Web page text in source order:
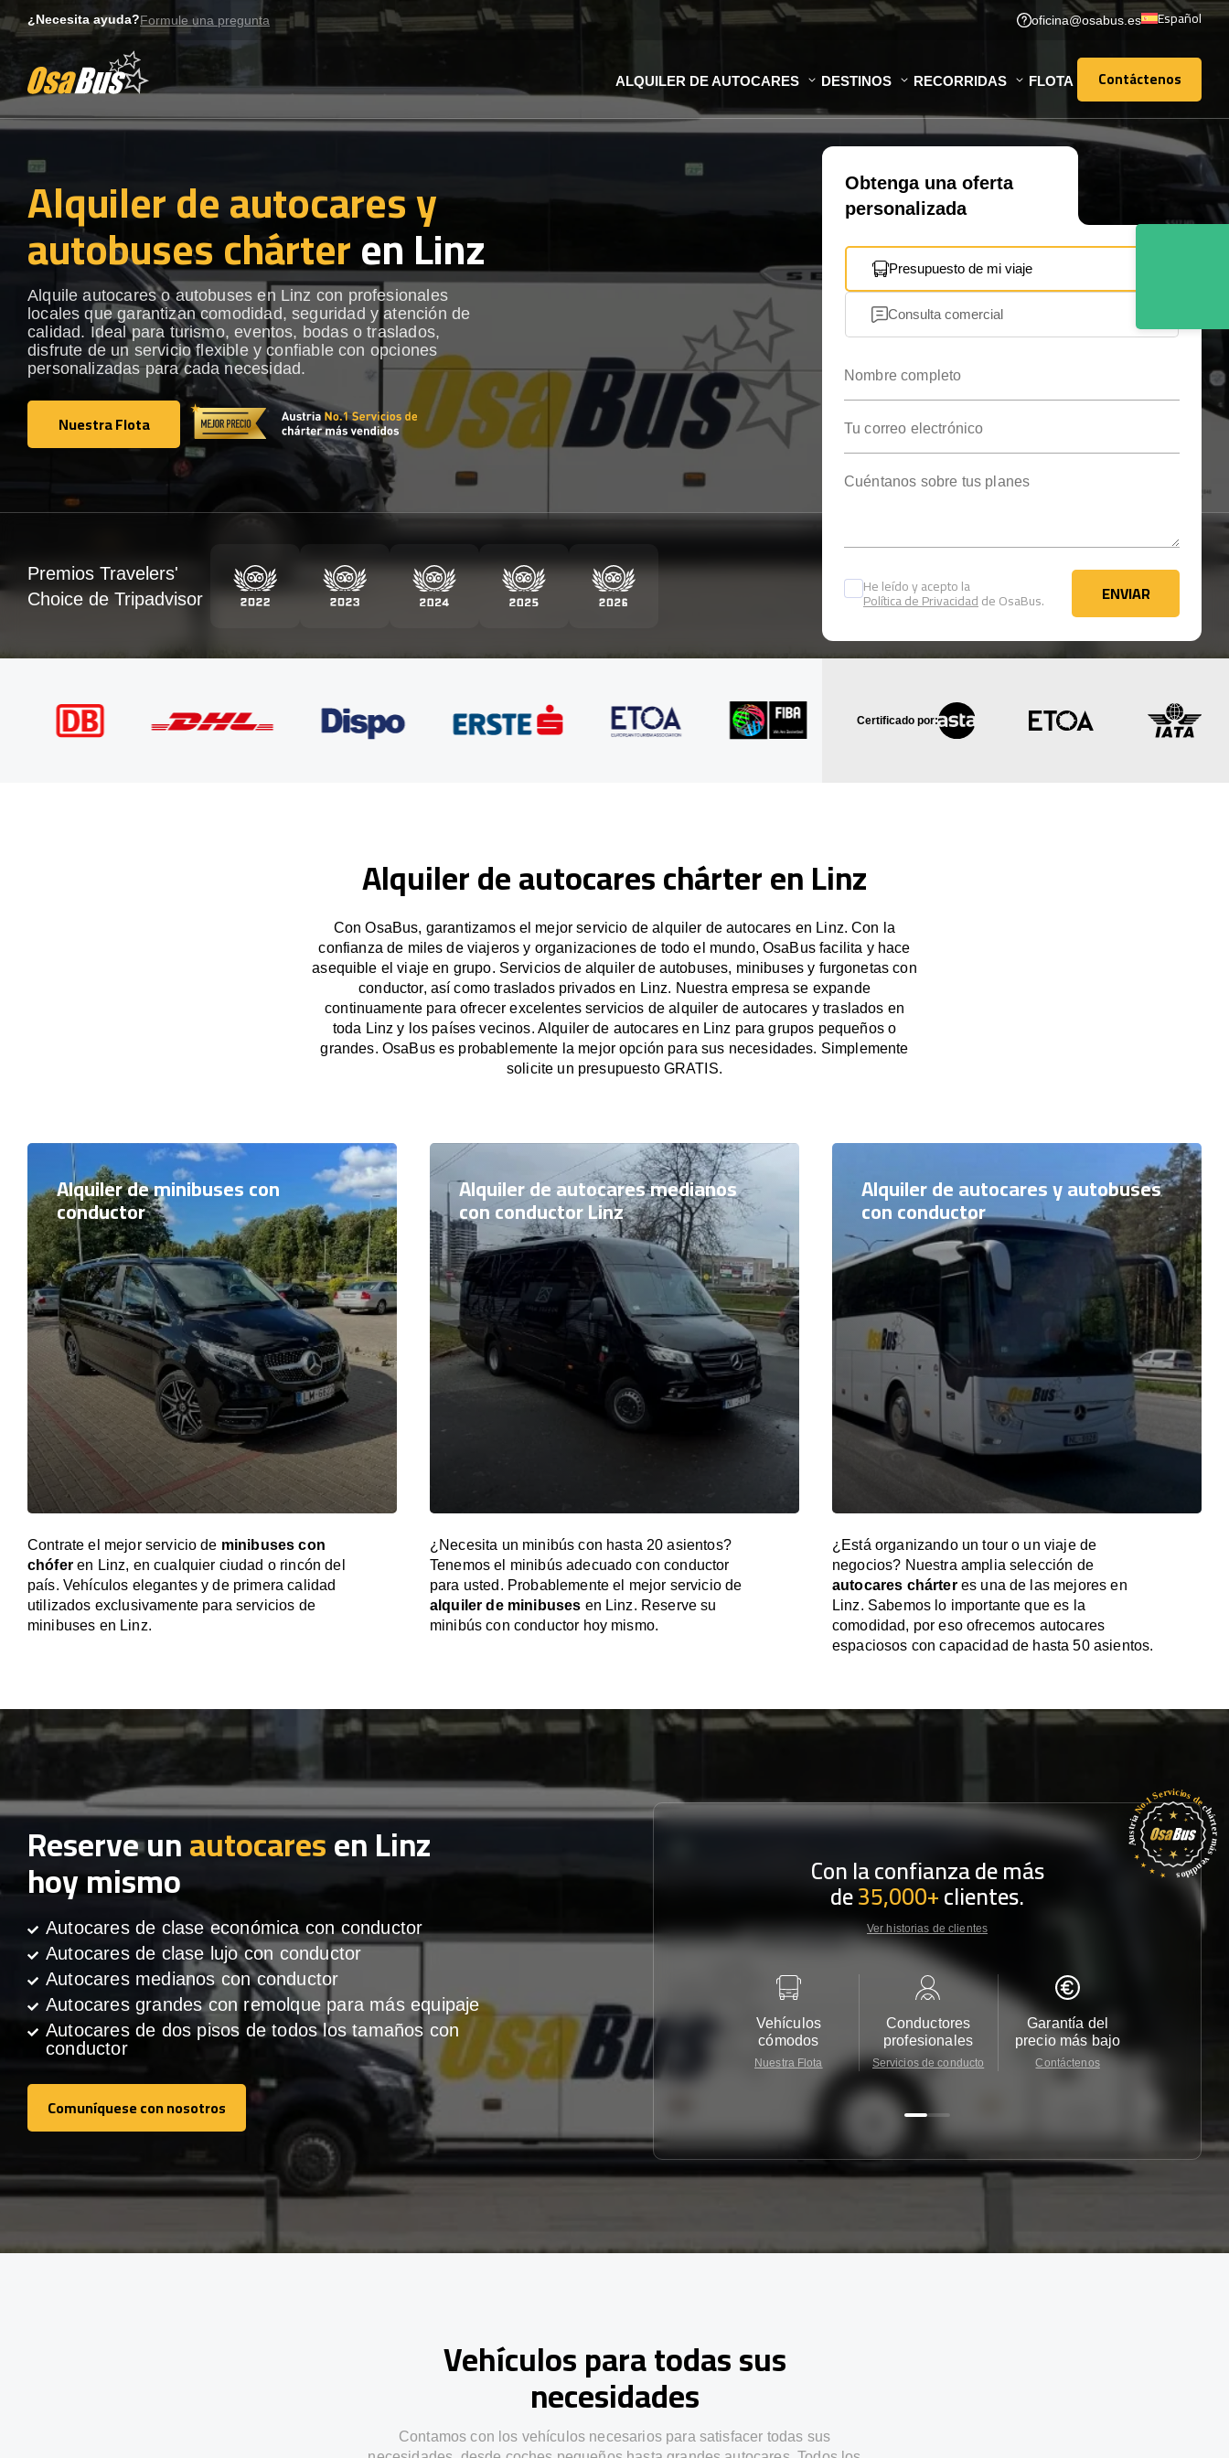
to
¿Necesita ayuda?Formule una pregunta oficina@osabus.es Español
ALQUILER DE AUTOCARES DESTINOS RECORRIDAS FLOTA Contáctenos
Contáctenos
Alquiler de autocares y
autobuses chárteren Linz
Alquile autocares o autobuses en Linz con profesionales
locales que garantizan comodidad, seguridad y atención de
calidad. Ideal para turismo, eventos, bodas o traslados,
disfrute de un servicio flexible y confiable con opciones
personalizadas para cada necesidad.
Nuestra Flota
Nuestra Flota
Obtenga una oferta
personalizada
Presupuesto de mi viaje
Consulta comercial
He leído y acepto la
Política de Privacidadde OsaBus. ENVIAR
ENVIAR
Premios Travelers'
Choice de Tripadvisor
Certificado por:
Alquiler de autocares chárter en Linz
Con OsaBus, garantizamos el mejor servicio de alquiler de autocares en Linz. Con la
confianza de miles de viajeros y organizaciones de todo el mundo, OsaBus facilita y hace
asequible el viaje en grupo. Servicios de alquiler de autobuses, minibuses y furgonetas con
conductor, así como traslados privados en Linz. Nuestra empresa se expande
continuamente para ofrecer excelentes servicios de alquiler de autocares y traslados en
toda Linz y los países vecinos. Alquiler de autocares en Linz para grupos pequeños o
grandes. OsaBus es probablemente la mejor opción para sus necesidades. Simplemente
solicite un presupuesto GRATIS.
Alquiler de minibuses con
conductor
Contrate el mejor servicio de minibuses con
chóferen Linz, en cualquier ciudad o rincón del
país. Vehículos elegantes y de primera calidad
utilizados exclusivamente para servicios de
minibuses en Linz.
Alquiler de autocares medianos
con conductor Linz
¿Necesita un minibús con hasta 20 asientos?
Tenemos el minibús adecuado con conductor
para usted. Probablemente el mejor servicio de
alquiler de minibuses en Linz. Reserve su
minibús con conductor hoy mismo.
Alquiler de autocares y autobuses
con conductor
¿Está organizando un tour o un viaje de
negocios? Nuestra amplia selección de
autocares chárteres una de las mejores en
Linz. Sabemos lo importante que es la
comodidad, por eso ofrecemos autocares
espaciosos con capacidad de hasta 50 asientos.
Reserve unautocaresen Linz
hoy mismo
Autocares de clase económica con conductor
Autocares de clase lujo con conductor
Autocares medianos con conductor
Autocares grandes con remolque para más equipaje
Autocares de dos pisos de todos los tamaños con
conductor
Comuníquese con nosotros
Comuníquese con nosotros
Con la confianza de más
de35,000+clientes.
Ver historias de clientes
Vehículos
cómodos
Nuestra Flota
Conductores
profesionales
Servicios de conducto
Garantía del
precio más bajo
Contáctenos
Vehículos para todas sus
necesidades
Contamos con los vehículos necesarios para satisfacer todas sus